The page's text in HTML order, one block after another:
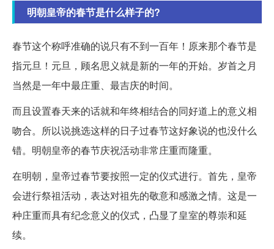
明朝皇帝的春节是什么样子的?
春节这个称呼准确的说只有不到一百年！原来那个春节是
指元旦！元旦，顾名思义就是新的一年的开始。岁首之月
当然是一年中最庄重、最吉庆的时间。
而且设置春天来的话就和年终相结合的同好道上的意义相
吻合。所以说挑选这样的日子过春节这好象说的也没什么
错。明朝皇帝的春节庆祝活动非常庄重而隆重。
在明朝，皇帝过春节要按照一定的仪式进行。首先，皇帝
会进行祭祖活动，表达对祖先的敬意和感激之情。这是一
种庄重而具有纪念意义的仪式，凸显了皇室的尊崇和延
续。